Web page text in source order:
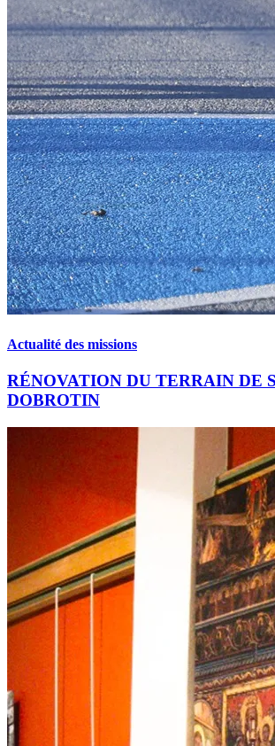
Actualité des missions
RÉNOVATION DU TERRAIN DE
DOBROTIN